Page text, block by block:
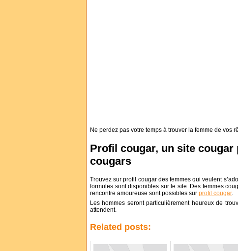
Ne perdez pas votre temps à trouver la femme de vos
Profil cougar, un site
cougars
Trouvez sur profil cougar des femmes qui veulent
formules sont disponibles sur le site. Des femmes
rencontre amoureuse sont possibles sur profil cougar.
Les hommes seront particulièrement heureux de
attendent.
Related posts: